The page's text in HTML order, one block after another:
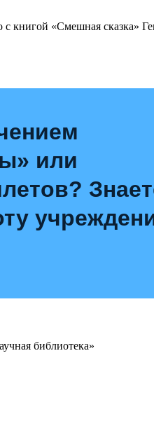
с книгой «Смешная сказка»
или
библиотека»